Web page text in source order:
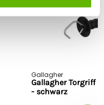
Gallagher
Gallagher Torgriff
- schwarz